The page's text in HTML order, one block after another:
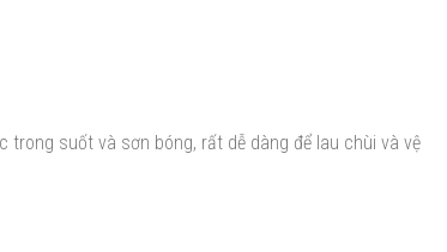
suốt và sơn bóng, rất dễ dàng để lau chùi và vệ